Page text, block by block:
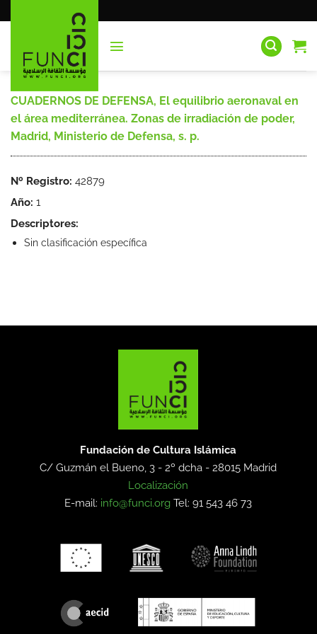
al
CUADERNOS DE DEFENSA, El equilibrio aeronaval en
el área mediterránea. Zonas de irradiación de poder,
Madrid, Ministerio de Defensa, s. p.
Nº Registro: 42879
Año: 1
Descriptores:
Sin clasificación específica
Fundación de Cultura Islámica
C/ Guzmán el Bueno, 3 - 2º dcha -28015 Madrid
Localización
E-mail: info@funci.org Tel: 91 543 46 73